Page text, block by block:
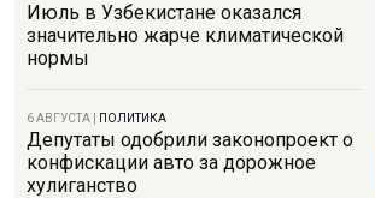
Июль в Узбекистане оказался
значительно жарче климатической
нормы
6 АВГУСТА ПОЛИТИКА
Депутаты одобрили законопроект о
конфискации авто за дорожное
хулиганство